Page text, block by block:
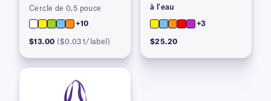
Cercle de 0,5 pouce
+10
$13.00 ($0.031/label)
à l'eau
+3
$25.20